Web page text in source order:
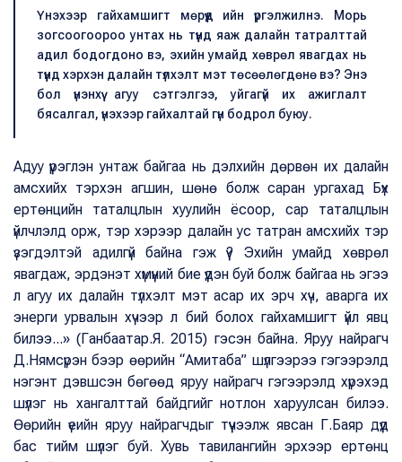
Үнэхээр гайхамшигт мөрүүд ийн үргэлжилнэ. Морь
зогсоогоороо унтах нь түүнд яаж далайн татралттай
адил бодогдоно вэ, эхийн умайд хөврөл явагдах нь
түүнд хэрхэн далайн түлхэлт мэт төсөөлөгдөнө вэ? Энэ
бол үнэнхүү агуу сэтгэлгээ, уйгагүй их ажиглалт
бясалгал, үнэхээр гайхалтай гүн бодрол буюу.
Адуу үүрэглэн унтаж байгаа нь дэлхийн дөрвөн их далайн
амсхийх тэрхэн агшин, шөнө болж саран ургахад Бүх
ертөнцийн таталцлын хуулийн ёсоор, сар таталцлын
үйлчлэлд орж, тэр хэрээр далайн ус татран амсхийх тэр
үзэгдэлтэй адилгүй байна гэж үү? Эхийн умайд хөврөл
явагдаж, эрдэнэт хүмүүний бие үүдэн буй болж байгаа нь эгээ
л агуу их далайн түлхэлт мэт асар их эрч хүч, аварга их
энерги урвалын хүчээр л бий болох гайхамшигт үйл явц
билээ...» (Ганбаатар.Я. 2015) гэсэн байна. Яруу найрагч
Д.Нямсүрэн бээр өөрийн “Амитаба” шүлгээрээ гэгээрэлд
нэгэнт дэвшсэн бөгөөд яруу найрагч гэгээрэлд хүрэхэд
шүлэг нь хангалттай байдгийг нотлон харуулсан билээ.
Өөрийн үеийн яруу найрагчдыг түүчээлж явсан Г.Баяр дүүд
бас тийм шүлэг буй. Хувь тавилангийн эрхээр ертөнц